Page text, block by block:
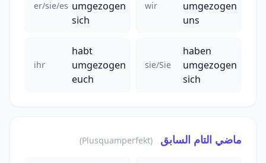
er/sie/es umgezogen
sich
wir
umgezogen
uns
ihr
habt
umgezogen
euch
sie/Sie
haben
umgezogen
sich
ماضي التام السابق (Plusquamperfekt)